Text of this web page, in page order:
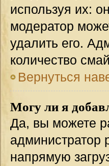
используя их:
модератор
удалить его.
количество
Вернуться
Могу ли я
Да, вы можете
администратор
напрямую